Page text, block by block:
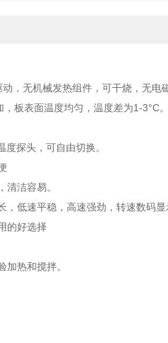
，无机械发热组件，可干烧，无电
板表面温度均匀，温度差为1-
探头，可自由切换。
洁容易。
低速平稳，高速强劲，转速数码显
的好选择
热和搅拌。